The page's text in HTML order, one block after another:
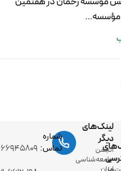
مؤسسه...
لینک‌های
دیگر
انجمن
جامعه‌شناسی
شماره
تماس: ۰۲۱-